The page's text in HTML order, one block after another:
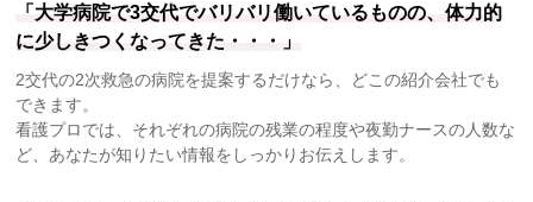
「大学病院で3交代でバリバリ働いているものの、体力的
に少しきつくなってきた・・・」
2交代の2次救急の病院を提案するだけなら、どこの紹介会社でも
できます。
看護プロでは、それぞれの病院の残業の程度や夜勤ナースの人数な
ど、あなたが知りたい情報をしっかりお伝えします。